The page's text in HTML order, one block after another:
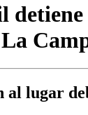
al lugar